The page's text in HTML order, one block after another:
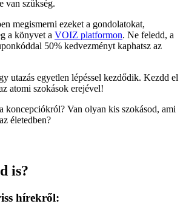
van szükség.
megismerni ezeket a gondolatokat,
a könyvet a VOIZ platformon. Ne feledd, a
50% kedvezményt kaphatsz az
utazás egyetlen lépéssel kezdődik. Kezdd el
atomi szokások erejével!
koncepciókról? Van olyan kis szokásod, ami
életedben?
is?
hírekről: